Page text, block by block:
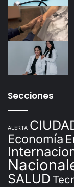
Secciones
ALERTA
Economía
SALUD